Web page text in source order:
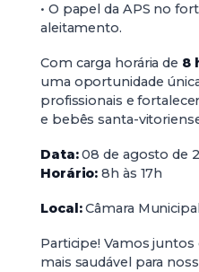
• O papel da APS no
aleitamento.
Com carga horária de 8
uma oportunidade
profissionais e
e bebês santa-
Data:08 de agosto de
Horário: 8h às 17h
Local:Câmara
Participe! Vamos
mais saudável para